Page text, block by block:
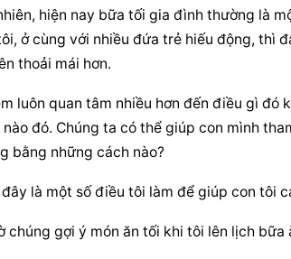
hiện nay bữa tối gia đình thường là
ở cùng với nhiều đứa trẻ hiếu động, thì
thoải mái hơn.
luôn quan tâm nhiều hơn đến điều gì
đó. Chúng ta có thể giúp con mình
bằng những cách nào?
đây là một số điều tôi làm để giúp con tôi
chúng gợi ý món ăn tối khi tôi lên lịch bữa